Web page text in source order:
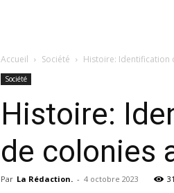
Accueil Société Histoire: Identification
Société
Histoire:
de colonies
Par La Rédaction. - 4 octobre 2023